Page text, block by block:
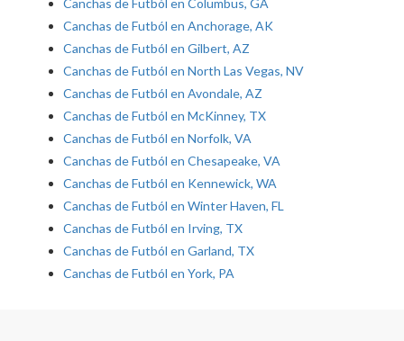
Canchas de Futból en Columbus, GA
Canchas de Futból en Anchorage, AK
Canchas de Futból en Gilbert, AZ
Canchas de Futból en North Las Vegas, NV
Canchas de Futból en Avondale, AZ
Canchas de Futból en McKinney, TX
Canchas de Futból en Norfolk, VA
Canchas de Futból en Chesapeake, VA
Canchas de Futból en Kennewick, WA
Canchas de Futból en Winter Haven, FL
Canchas de Futból en Irving, TX
Canchas de Futból en Garland, TX
Canchas de Futból en York, PA